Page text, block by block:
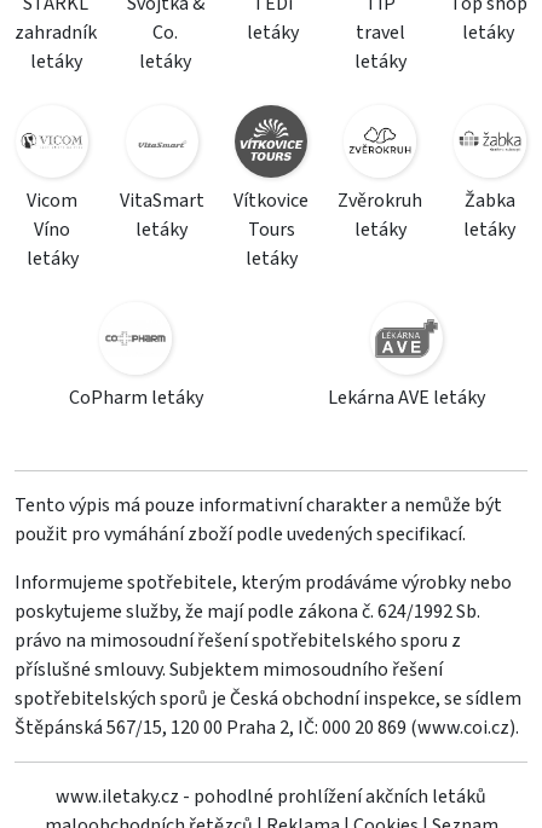
zahradník
letáky
Co.
letáky
letáky
travel
letáky
letáky
Vicom
Víno
letáky
VitaSmart
letáky
Vítkovice
Tours
letáky
Zvěrokruh
letáky
Žabka
letáky
CoPharm letáky Lekárna AVE letáky
Tento výpis má pouze informativní charakter a nemůže být
použit pro vymáhání zboží podle uvedených specifikací.
Informujeme spotřebitele, kterým prodáváme výrobky nebo
poskytujeme služby, že mají podle zákona č. 624/1992 Sb.
právo na mimosoudní řešení spotřebitelského sporu z
příslušné smlouvy. Subjektem mimosoudního řešení
spotřebitelských sporů je Česká obchodní inspekce, se sídlem
Štěpánská 567/15, 120 00 Praha 2, IČ: 000 20 869 (www.coi.cz).
www.iletaky.cz - pohodlné prohlížení akčních letáků